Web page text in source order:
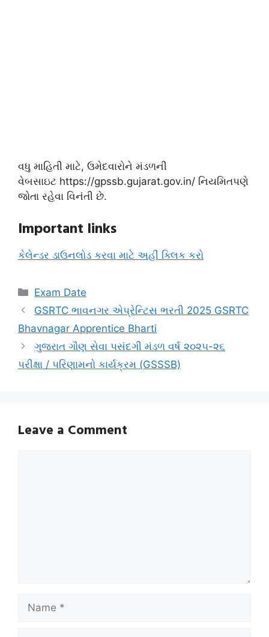
વધુ માહિતી માટે, ઉમેદવારોને મંડળની
વેબસાઇટ https://gpssb.gujarat.gov.in/ નિયમિતપણે
જોતા રહેવા વિનંતી છે.
Important links
કેલેન્ડર ડાઉનલોડ કરવા માટે અહીં ક્લિક કરો
Categories
Exam Date
GSRTC ભાવનગર એપ્રેન્ટિસ ભરતી 2025 GSRTC
Bhavnagar Apprentice Bharti
ગુજરાત ગૌણ સેવા પસંદગી મંડળ વર્ષ ૨૦૨૫-૨૬
પરીક્ષા / પરિણામનો કાર્યક્રમ (GSSSB)
Leave a Comment
Name